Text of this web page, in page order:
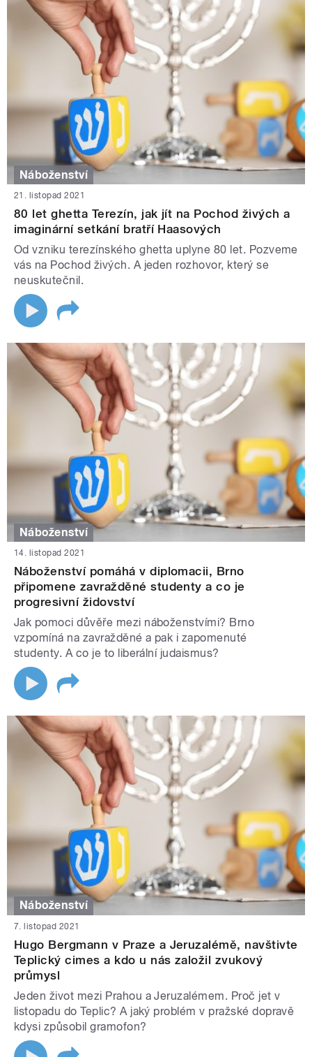
Náboženství
21. listopad 2021
80 let ghetta Terezín, jak jít na Pochod živých a
imaginární setkání bratří Haasových
Od vzniku terezínského ghetta uplyne 80 let. Pozveme
vás na Pochod živých. A jeden rozhovor, který se
neuskutečnil.
Náboženství
14. listopad 2021
Náboženství pomáhá v diplomacii, Brno
připomene zavražděné studenty a co je
progresivní židovství
Jak pomoci důvěře mezi náboženstvími? Brno
vzpomíná na zavražděné a pak i zapomenuté
studenty. A co je to liberální judaismus?
Náboženství
7. listopad 2021
Hugo Bergmann v Praze a Jeruzalémě, navštivte
Teplický cimes a kdo u nás založil zvukový
průmysl
Jeden život mezi Prahou a Jeruzalémem. Proč jet v
listopadu do Teplic? A jaký problém v pražské dopravě
kdysi způsobil gramofon?